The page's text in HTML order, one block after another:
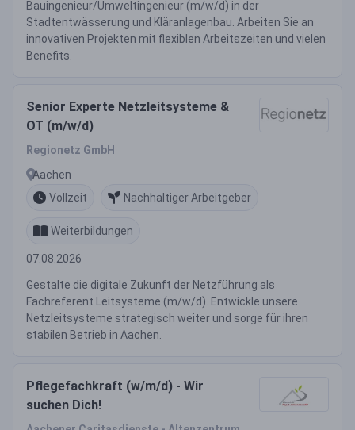
Bauingenieur/Umweltingenieur (m/w/d) in der
Stadtentwässerung und Kläranlagenbau. Arbeiten Sie an
innovativen Projekten mit flexiblen Arbeitszeiten und vielen
Benefits.
Senior Experte Netzleitsysteme &
OT (m/w/d)
Regionetz GmbH
Aachen
Vollzeit
Nachhaltiger Arbeitgeber
Weiterbildungen
07.08.2026
Gestalte die digitale Zukunft der Netzführung als
Fachreferent Leitsysteme (m/w/d). Entwickle unsere
Netzleitsysteme strategisch weiter und sorge für ihren
stabilen Betrieb in Aachen.
Pflegefachkraft (w/m/d) - Wir
suchen Dich!